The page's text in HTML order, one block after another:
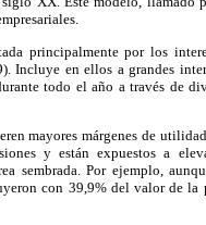
principalmente por los
Incluye en ellos a grandes
todo el año a través de
mayores márgenes de
y están expuestos a
sembrada. Por ejemplo,
con 39,9% del valor de la